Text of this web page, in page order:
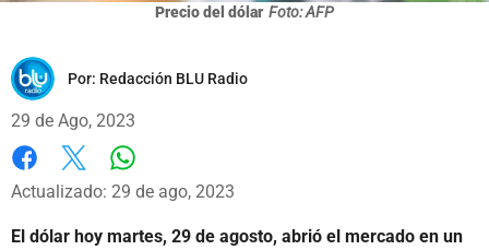
Precio del dólar Foto: AFP
Por: Redacción BLU Radio
29 de Ago, 2023
Facebook
X
Actualizado: 29 de ago, 2023
El dólar hoy martes, 29 de agosto, abrió el mercado en un